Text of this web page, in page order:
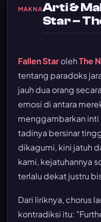
MAKNAArti &
Star –
Fallen StarolehThe
tentang paradoks
jauh dua orang
emosi di antara
menggambarkan inti
tadinya bersinar
dikagumi, kini jatuh
kami, kejatuhannya
terlalu dekat justru
Dari liriknya, chorus
kontradiksi itu: